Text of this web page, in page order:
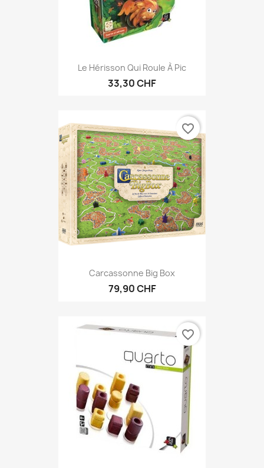
Le Hérisson Qui Roule À Pic
33,30 CHF
Carcassonne Big Box
79,90 CHF
favorite_border
favorite_border